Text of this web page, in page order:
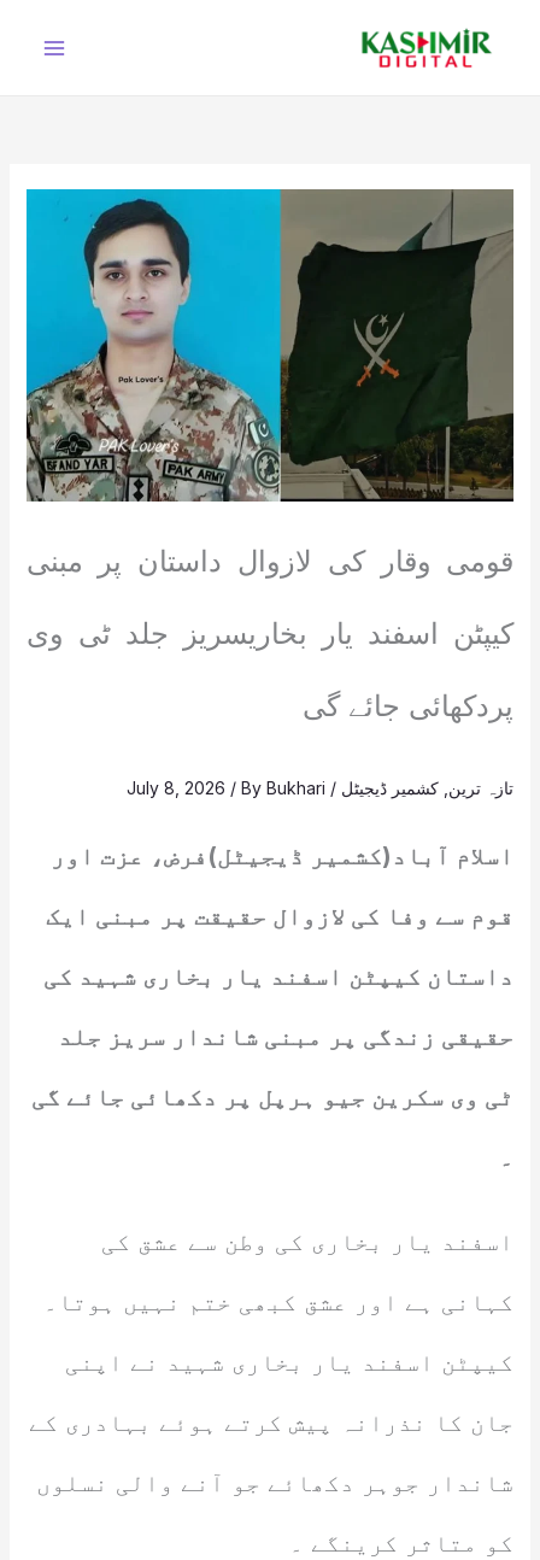
قومی وقار کی لازوال داستان پر مبنی
کیپٹن اسفند یار بخاریسریز جلد ٹی وی
پردکھائی جائے گی
تازہ ترین کشمیر ڈیجیٹل /
July 8, 2026 / ByBukhari
اسلام آباد(کشمیر ڈیجیٹل)فرض، عزت اور
قوم سے وفا کی لازوال حقیقت پر مبنی ایک
داستان کیپٹن اسفند یار بخاری شہید کی
حقیقی زندگی پر مبنی شاندار سریز جلد
ٹی وی سکرین جیو ہرپل پر دکھائی جائے گی
۔
اسفند یار بخاری کی وطن سے عشق کی
کہانی ہے اور عشق کبھی ختم نہیں ہوتا۔
کیپٹن اسفند یار بخاری شہید نے اپنی
جان کا نذرانہ پیش کرتے ہوئے بہادری کے
شاندار جوہر دکھائے جو آنے والی نسلوں
کو متاثر کرینگے ۔